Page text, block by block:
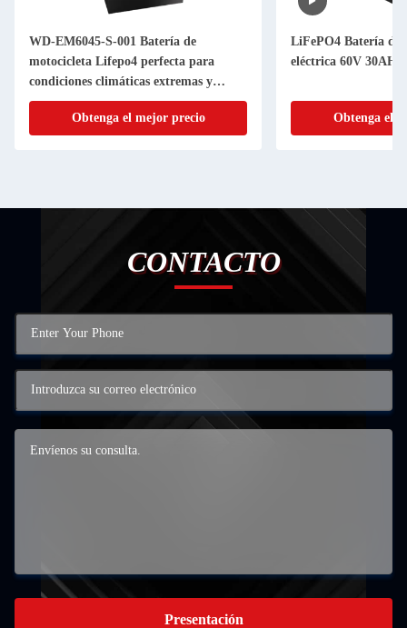
WD-EM6045-S-001 Batería de
motocicleta Lifepo4 perfecta para
condiciones climáticas extremas y
aplicaciones de alta exigencia
Obtenga el mejor precio
LiFePO4 Batería de
eléctrica 60V 30AH
Obtenga el
CONTACTO
Presentación